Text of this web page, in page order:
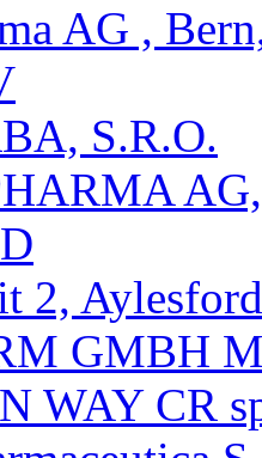
AG ,
S.R.O.
2, Aylesford
GMBH
WAY CR